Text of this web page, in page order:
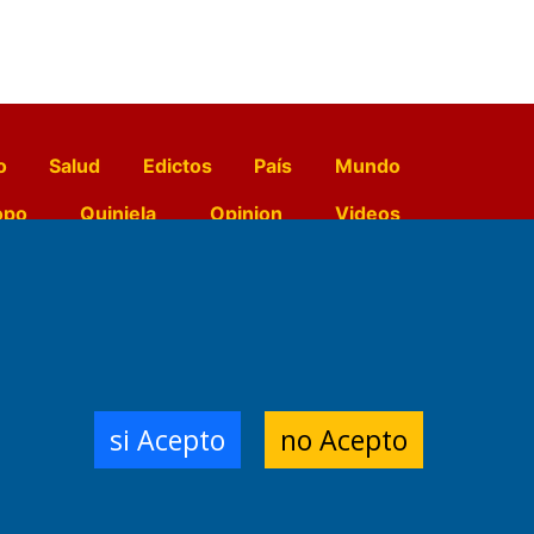
Salud Edictos País
Mundo
Quiniela Opinion
Videos
Impresora:
si Acepto no Acepto